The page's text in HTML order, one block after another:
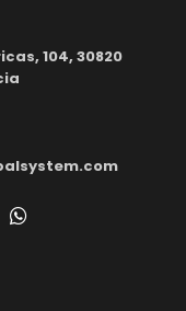
104, 30820